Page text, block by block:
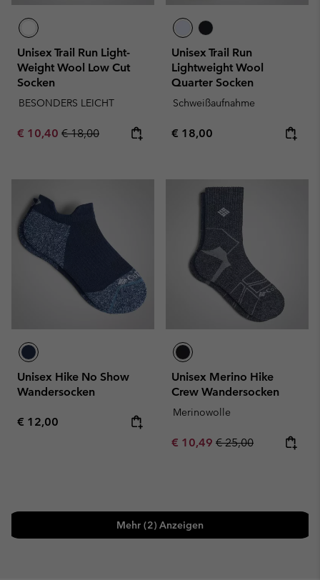
Unisex Trail Run Light-
Weight Wool Low Cut
Socken
BESONDERS LEICHT
Sale price:
€ 10,40 Regular price:
€ 18,00
Unisex Trail Run
Lightweight Wool
Quarter Socken
Schweißaufnahme
Regular price:
€ 18,00
Unisex Hike No Show
Wandersocken
Regular price:
€ 12,00
Unisex Merino Hike
Crew Wandersocken
Merinowolle
Sale price:
€ 10,49 Regular price:
€ 25,00
Mehr (2) Anzeigen